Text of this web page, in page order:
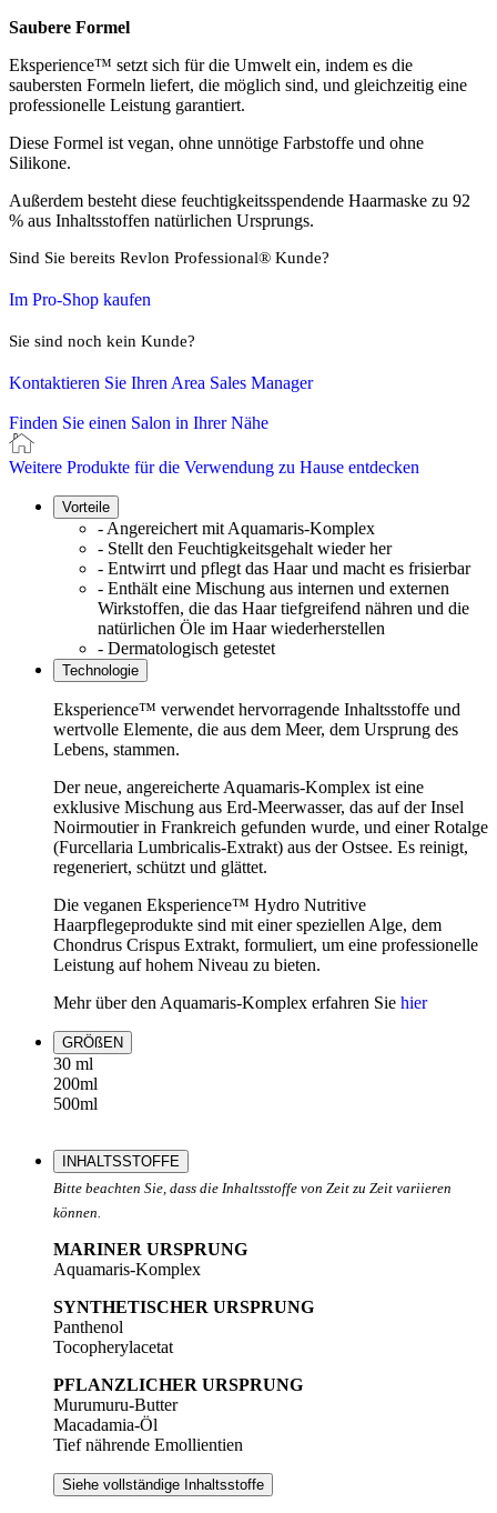
Saubere Formel
Eksperience™ setzt sich für die Umwelt ein, indem es die
saubersten Formeln liefert, die möglich sind, und gleichzeitig eine
professionelle Leistung garantiert.
Diese Formel ist vegan, ohne unnötige Farbstoffe und ohne
Silikone.
Außerdem besteht diese feuchtigkeitsspendende Haarmaske zu 92
% aus Inhaltsstoffen natürlichen Ursprungs.
Sind Sie bereits Revlon Professional® Kunde?
Im Pro-Shop kaufen
Sie sind noch kein Kunde?
Kontaktieren Sie Ihren Area Sales Manager
Finden Sie einen Salon in Ihrer Nähe
Weitere Produkte für die Verwendung zu Hause entdecken
Vorteile
- Angereichert mit Aquamaris-Komplex
- Stellt den Feuchtigkeitsgehalt wieder her
- Entwirrt und pflegt das Haar und macht es frisierbar
- Enthält eine Mischung aus internen und externen
Wirkstoffen, die das Haar tiefgreifend nähren und die
natürlichen Öle im Haar wiederherstellen
- Dermatologisch getestet
Technologie
Eksperience™ verwendet hervorragende Inhaltsstoffe und
wertvolle Elemente, die aus dem Meer, dem Ursprung des
Lebens, stammen.
Der neue, angereicherte Aquamaris-Komplex ist eine
exklusive Mischung aus Erd-Meerwasser, das auf der Insel
Noirmoutier in Frankreich gefunden wurde, und einer Rotalge
(Furcellaria Lumbricalis-Extrakt) aus der Ostsee. Es reinigt,
regeneriert, schützt und glättet.
Die veganen Eksperience™ Hydro Nutritive
Haarpflegeprodukte sind mit einer speziellen Alge, dem
Chondrus Crispus Extrakt, formuliert, um eine professionelle
Leistung auf hohem Niveau zu bieten.
Mehr über den Aquamaris-Komplex erfahren Sie hier
GRÖßEN
30 ml
200ml
500ml
INHALTSSTOFFE
Bitte beachten Sie, dass die Inhaltsstoffe von Zeit zu Zeit variieren
können.
MARINER URSPRUNG
Aquamaris-Komplex
SYNTHETISCHER URSPRUNG
Panthenol
Tocopherylacetat
PFLANZLICHER URSPRUNG
Murumuru-Butter
Macadamia-Öl
Tief nährende Emollientien
Siehe vollständige Inhaltsstoffe